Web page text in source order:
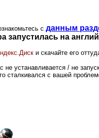
с данным
запустилась на
и скачайте его
устанавливается / не
то сталкивался с вашей